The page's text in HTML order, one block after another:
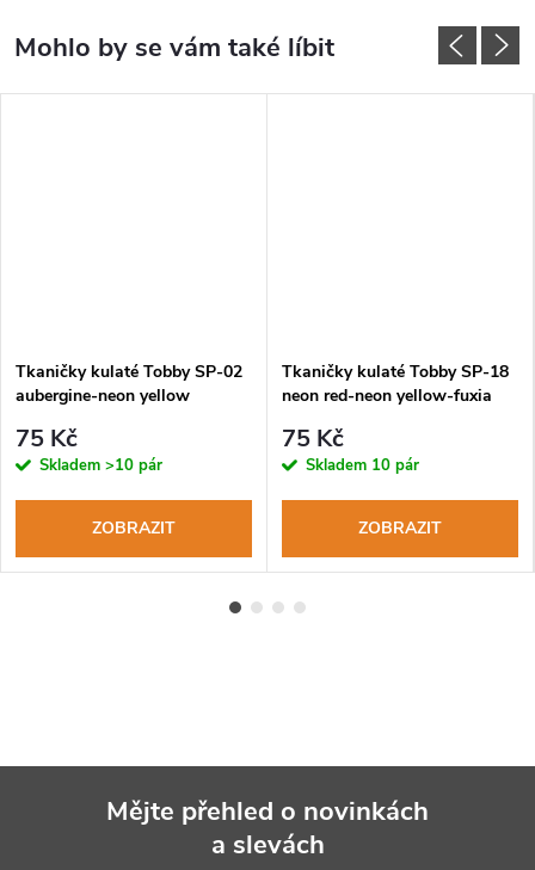
Tkaničky kulaté Tobby SP-02
aubergine-neon yellow
75 Kč
Skladem >10 pár
ZOBRAZIT
Tkaničky kulaté Tobby SP-18
neon red-neon yellow-fuxia
75 Kč
Skladem 10 pár
ZOBRAZIT
Mějte přehled o novinkách
a slevách